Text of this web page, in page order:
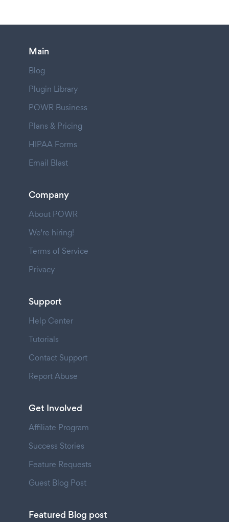
Main
Blog
Plugin Library
POWR Business
Plans & Pricing
HIPAA Forms
Email Blast
Company
About POWR
We're hiring!
Terms of Service
Privacy
Support
Help Center
Tutorials
Contact Support
Report Abuse
Get Involved
Affiliate Program
Success Stories
Feature Requests
Guest Blog Post
Featured Blog post